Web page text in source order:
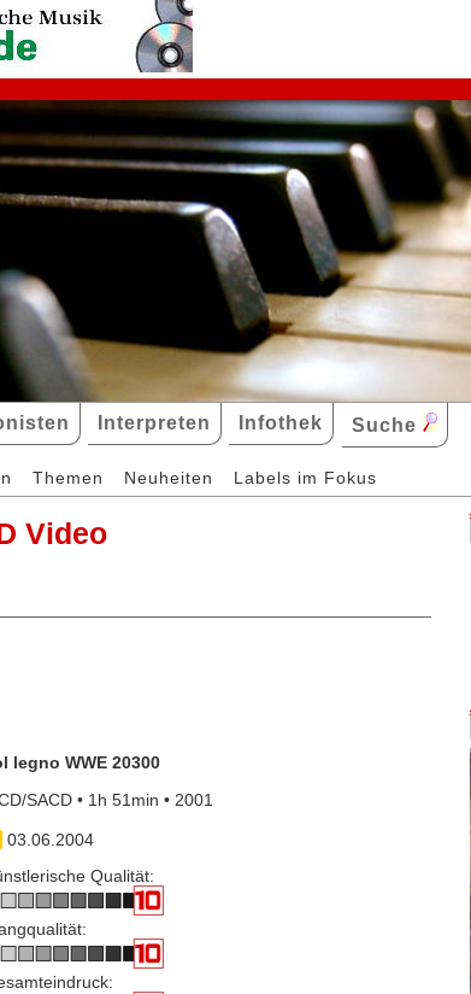
Interpreten Infothek Suche
Themen Neuheiten Labels im Fokus
Video
legno WWE 20300
SACD • 1h 51min • 2001
03.06.2004
Qualität: